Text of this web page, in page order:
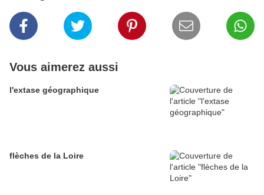
Vous aimerez aussi
l'extase géographique
flèches de la Loire